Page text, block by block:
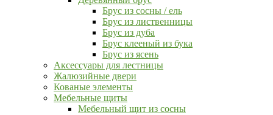
Брус из сосны / ель
Брус из лиственницы
Брус из дуба
Брус клееный из бука
Брус из ясень
Аксессуары для лестницы
Жалюзийные двери
Кованые элементы
Мебельные щиты
Мебельный щит из сосны